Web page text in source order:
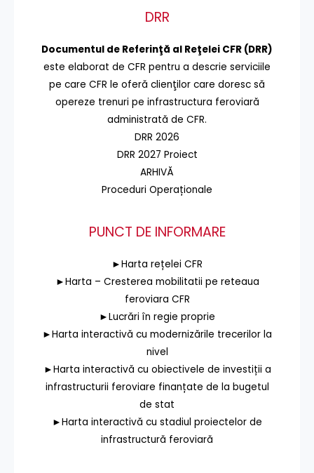
DRR
Documentul de Referinţă al Reţelei CFR (DRR)
este elaborat de CFR pentru a descrie serviciile
pe care CFR le oferă clienţilor care doresc să
opereze trenuri pe infrastructura feroviară
administrată de CFR.
DRR 2026
DRR 2027 Proiect
ARHIVĂ
Proceduri Operaționale
PUNCT DE INFORMARE
►Harta rețelei CFR
►Harta – Cresterea mobilitatii pe reteaua
feroviara CFR
►Lucrări în regie proprie
►Harta interactivă cu modernizările trecerilor la
nivel
►Harta interactivă cu obiectivele de investiții a
infrastructurii feroviare finanțate de la bugetul
de stat
►Harta interactivă cu stadiul proiectelor de
infrastructură feroviară